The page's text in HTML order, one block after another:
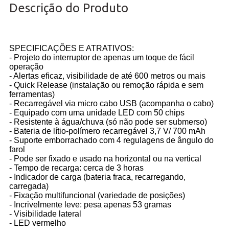
Descrição do Produto
SPECIFICAÇÕES E ATRATIVOS:
- Projeto do interruptor de apenas um toque de fácil
operação
- Alertas eficaz, visibilidade de até 600 metros ou mais
- Quick Release (instalação ou remoção rápida e sem
ferramentas)
- Recarregável via micro cabo USB (acompanha o cabo)
- Equipado com uma unidade LED com 50 chips
- Resistente à água/chuva (só não pode ser submerso)
- Bateria de lítio-polímero recarregável 3,7 V/ 700 mAh
- Suporte emborrachado com 4 regulagens de ângulo do
farol
- Pode ser fixado e usado na horizontal ou na vertical
- Tempo de recarga: cerca de 3 horas
- Indicador de carga (bateria fraca, recarregando,
carregada)
- Fixação multifuncional (variedade de posições)
- Incrivelmente leve: pesa apenas 53 gramas
- Visibilidade lateral
- LED vermelho